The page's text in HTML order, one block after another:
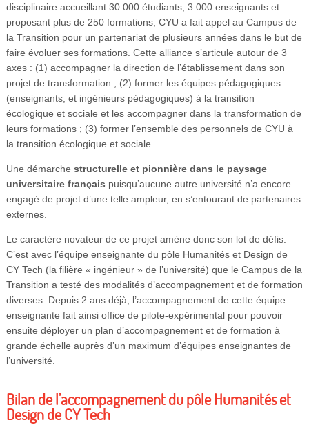
disciplinaire accueillant 30 000 étudiants, 3 000 enseignants et
proposant plus de 250 formations, CYU a fait appel au Campus de
la Transition pour un partenariat de plusieurs années dans le but de
faire évoluer ses formations. Cette alliance s’articule autour de 3
axes : (1) accompagner la direction de l’établissement dans son
projet de transformation ; (2) former les équipes pédagogiques
(enseignants, et ingénieurs pédagogiques) à la transition
écologique et sociale et les accompagner dans la transformation de
leurs formations ; (3) former l’ensemble des personnels de CYU à
la transition écologique et sociale.
Une démarche structurelle et pionnière dans le paysage
universitaire français puisqu’aucune autre université n’a encore
engagé de projet d’une telle ampleur, en s’entourant de partenaires
externes.
Le caractère novateur de ce projet amène donc son lot de défis.
C’est avec l’équipe enseignante du pôle Humanités et Design de
CY Tech (la filière « ingénieur » de l’université) que le Campus de la
Transition a testé des modalités d’accompagnement et de formation
diverses. Depuis 2 ans déjà, l’accompagnement de cette équipe
enseignante fait ainsi office de pilote-expérimental pour pouvoir
ensuite déployer un plan d’accompagnement et de formation à
grande échelle auprès d’un maximum d’équipes enseignantes de
l’université.
Bilan de l’accompagnement du pôle Humanités et
Design de CY Tech